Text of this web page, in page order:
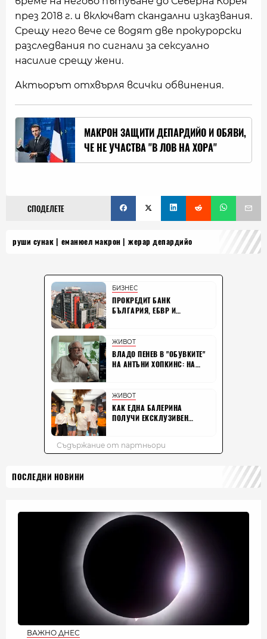
през 2018 г. и включват скандални изказвания.
Срещу него вече се водят две прокурорски
разследвания по сигнали за сексуално
насилие срещу жени.
Актьорът отхвърля всички обвинения.
МАКРОН ЗАЩИТИ ДЕПАРДИЙО И ОБЯВИ,
ЧЕ НЕ УЧАСТВА "В ЛОВ НА ХОРА"
СПОДЕЛЕТЕ
руши сунак еманюел макрон жерар депардийо
ПОСЛЕДНИ НОВИНИ
ВАЖНО ДНЕС